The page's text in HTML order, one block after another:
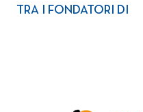
TRA I FONDATORI DI